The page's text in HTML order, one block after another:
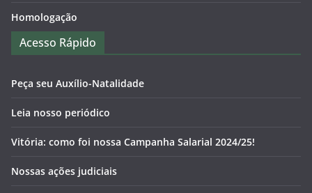
Homologação
Acesso Rápido
Peça seu Auxílio-Natalidade
Leia nosso periódico
Vitória: como foi nossa Campanha Salarial 2024/25!
Nossas ações judiciais